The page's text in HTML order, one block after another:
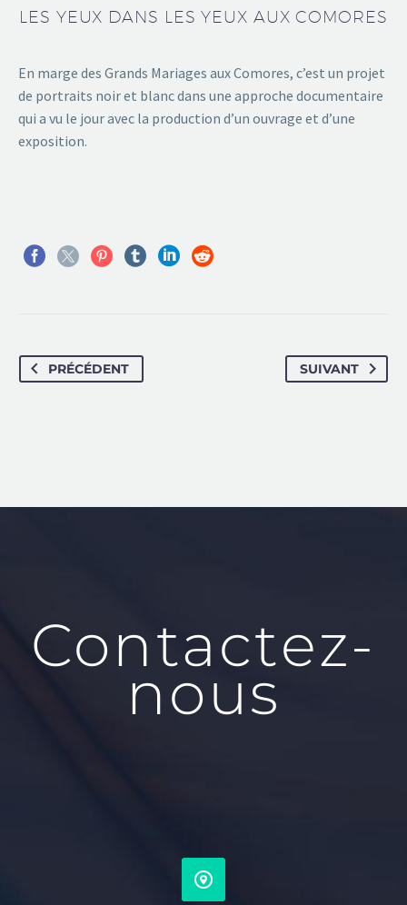
LES YEUX DANS LES YEUX AUX COMORES
En marge des Grands Mariages aux Comores, c’est un projet
de portraits noir et blanc dans une approche documentaire
qui a vu le jour avec la production d’un ouvrage et d’une
exposition.
PRÉCÉDENT SUIVANT
Contactez-
nous